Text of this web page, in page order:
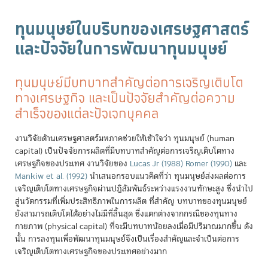
ทุนมนุษย์ในบริบทของเศรษฐศาสตร์
และปัจจัยในการพัฒนาทุนมนุษย์
ทุนมนุษย์มีบทบาทสำคัญต่อการเจริญเติบโต
ทางเศรษฐกิจ และเป็นปัจจัยสำคัญต่อความ
สำเร็จของแต่ละปัจเจกบุคคล
งานวิจัยด้านเศรษฐศาสตร์มหภาคช่วยให้เข้าใจว่า ทุนมนุษย์ (human
capital) เป็นปัจจัยการผลิตที่มีบทบาทสำคัญต่อการเจริญเติบโตทาง
เศรษฐกิจของประเทศ งานวิจัยของ Lucas Jr (1988) Romer (1990) และ
Mankiw et al. (1992)นำเสนอกรอบแนวคิดที่ว่า ทุนมนุษย์ส่งผลต่อการ
เจริญเติบโตทางเศรษฐกิจผ่านปฏิสัมพันธ์ระหว่างแรงงานทักษะสูง ซึ่งนำไป
สู่นวัตกรรมที่เพิ่มประสิทธิภาพในการผลิต ที่สำคัญ บทบาทของทุนมนุษย์
ยังสามารถเติบโตได้อย่างไม่มีที่สิ้นสุด ซึ่งแตกต่างจากกรณีของทุนทาง
กายภาพ (physical capital) ที่จะมีบทบาทน้อยลงเมื่อมีปริมาณมากขึ้น ดัง
นั้น การลงทุนเพื่อพัฒนาทุนมนุษย์จึงเป็นเรื่องสำคัญและจำเป็นต่อการ
เจริญเติบโตทางเศรษฐกิจของประเทศอย่างมาก